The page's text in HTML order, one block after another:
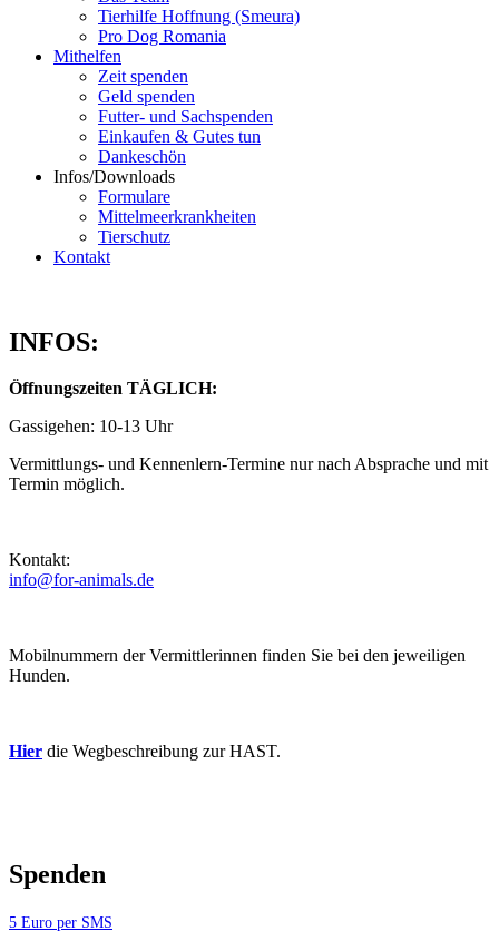
Tierhilfe Hoffnung (Smeura)
Pro Dog Romania
Mithelfen
Zeit spenden
Geld spenden
Futter- und Sachspenden
Einkaufen & Gutes tun
Dankeschön
Infos/Downloads
Formulare
Mittelmeerkrankheiten
Tierschutz
Kontakt
INFOS:
Öffnungszeiten TÄGLICH:
Gassigehen: 10-13 Uhr
Vermittlungs- und Kennenlern-Termine nur nach Absprache und mit
Termin möglich.
Kontakt:
info@for-animals.de
Mobilnummern der Vermittlerinnen finden Sie bei den jeweiligen
Hunden.
Hier die Wegbeschreibung zur HAST.
Spenden
5 Euro per SMS